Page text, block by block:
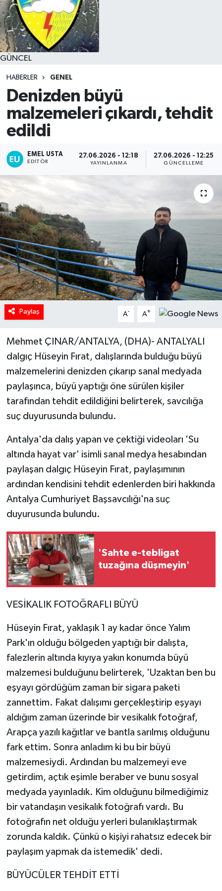
GÜNCEL
HABERLER GENEL
Denizden büyü
malzemeleri çıkardı, tehdit
edildi
EMEL USTA
EDITÖR
27.06.2026 - 12:18
YAYINLANMA
27.06.2026 - 12:25
GÜNCELLEME
Paylaş A- A+
Mehmet ÇINAR/ANTALYA, (DHA)- ANTALYALI
dalgıç Hüseyin Fırat, dalışlarında bulduğu büyü
malzemelerini denizden çıkarıp sanal medyada
paylaşınca, büyü yaptığı öne sürülen kişiler
tarafından tehdit edildiğini belirterek, savcılığa
suç duyurusunda bulundu.
Antalya'da dalış yapan ve çektiği videoları 'Su
altında hayat var' isimli sanal medya hesabından
paylaşan dalgıç Hüseyin Fırat, paylaşımının
ardından kendisini tehdit edenlerden biri hakkında
Antalya Cumhuriyet Başsavcılığı'na suç
duyurusunda bulundu.
'Sahte e-tebligat
tuzağına düşmeyin'
VESİKALIK FOTOĞRAFLI BÜYÜ
Hüseyin Fırat, yaklaşık 1 ay kadar önce Yalım
Park'ın olduğu bölgeden yaptığı bir dalışta,
falezlerin altında kıyıya yakın konumda büyü
malzemesi bulduğunu belirterek, 'Uzaktan ben bu
eşyayı gördüğüm zaman bir sigara paketi
zannettim. Fakat dalışımı gerçekleştirip eşyayı
aldığım zaman üzerinde bir vesikalık fotoğraf,
Arapça yazılı kağıtlar ve bantla sarılmış olduğunu
fark ettim. Sonra anladım ki bu bir büyü
malzemesiydi. Ardından bu malzemeyi eve
getirdim, açtık eşimle beraber ve bunu sosyal
medyada yayınladık. Kim olduğunu bilmediğimiz
bir vatandaşın vesikalık fotoğrafı vardı. Bu
fotoğrafın net olduğu yerleri bulanıklaştırmak
zorunda kaldık. Çünkü o kişiyi rahatsız edecek bir
paylaşım yapmak da istemedik' dedi.
BÜYÜCÜLER TEHDİT ETTİ